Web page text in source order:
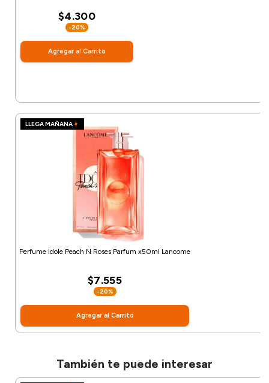
$4.300
-20%
Agregar al Carrito
LLEGA MAÑANA
Perfume Idole Peach N Roses Parfum x50ml Lancome
$7.555
-20%
Agregar al Carrito
También te puede interesar